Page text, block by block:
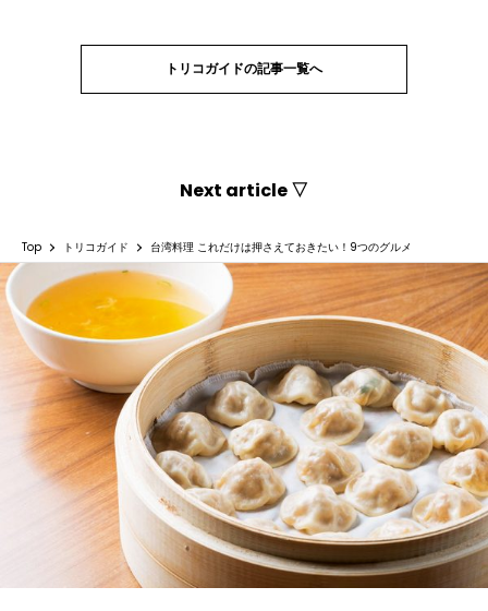
トリコガイドの記事一覧へ
Next article ▽
Top トリコガイド 台湾料理 これだけは押さえておきたい！9つのグルメ